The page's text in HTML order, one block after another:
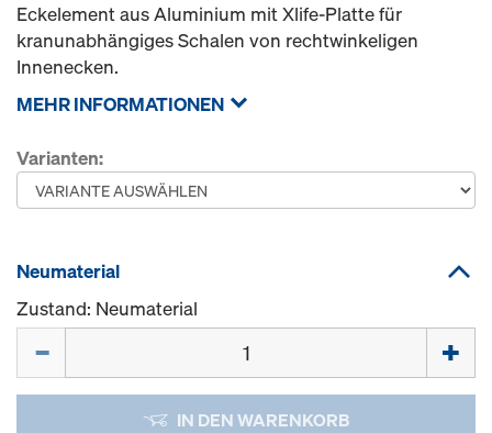
Eckelement aus Aluminium mit Xlife-Platte für
kranunabhängiges Schalen von rechtwinkeligen
Innenecken.
MEHR INFORMATIONEN
Varianten:
Neumaterial
Zustand: Neumaterial
IN DEN WARENKORB